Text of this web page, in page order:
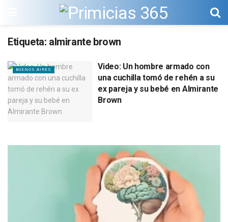
Etiqueta: almirante brown
BUENOS AIRES
Video: Un hombre armado con
una cuchilla tomó de rehén a su
ex pareja y su bebé en Almirante
Brown